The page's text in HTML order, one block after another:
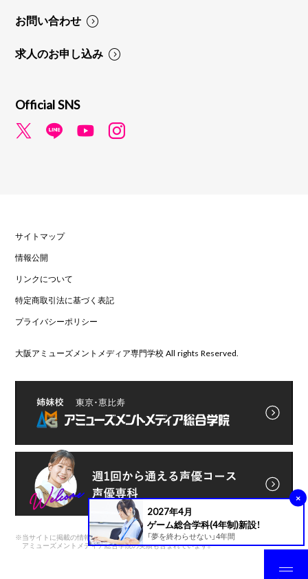
2027年4月
ゲーム総合学科(4年制)新設！
「夢を終わらせない」4年間
×
お問い合わせ
求人のお申し込み
Official SNS
サイトマップ
情報公開
リンクについて
特定商取引法に基づく表記
プライバシーポリシー
大阪アミューズメントメディア専門学校 All rights Reserved.
※当サイトに掲載の情報は前身である
アミューズメントメディア総合学院の実績も含まれています。